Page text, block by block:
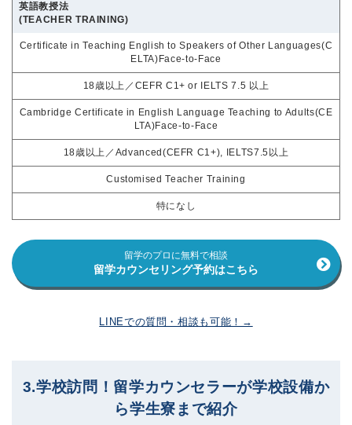
英語教授法
(TEACHER TRAINING)
Certificate in Teaching English to Speakers of Other Languages(C
ELTA)Face-to-Face
18歳以上／CEFR C1+ or IELTS 7.5 以上
Cambridge Certificate in English Language Teaching to Adults(CE
LTA)Face-to-Face
18歳以上／Advanced(CEFR C1+), IELTS7.5以上
Customised Teacher Training
特になし
留学のプロに無料で相談
留学カウンセリング予約はこちら
LINEでの質問・相談も可能！→
3.学校訪問！留学カウンセラーが学校設備か
ら学生寮まで紹介